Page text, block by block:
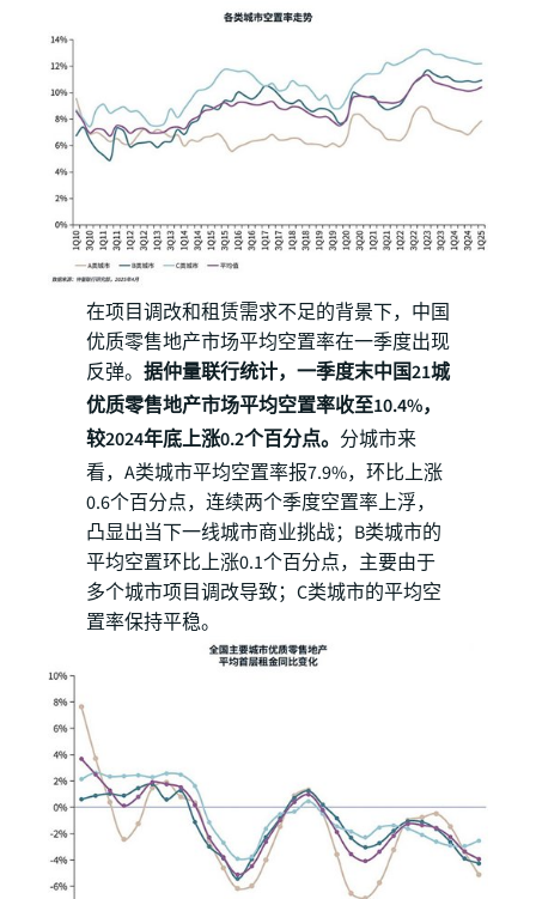
在项目调改和租赁需求不足的背景下，中国
优质零售地产市场平均空置率在一季度出现
反弹。 据仲量联行统计，一季度末中国21城
优质零售地产市场平均空置率收至10.4%，
较2024年底上涨0.2个百分点。 分城市来
看，A类城市平均空置率报7.9%，环比上涨
0.6个百分点，连续两个季度空置率上浮，
凸显出当下一线城市商业挑战；B类城市的
平均空置环比上涨0.1个百分点，主要由于
多个城市项目调改导致；C类城市的平均空
置率保持平稳。